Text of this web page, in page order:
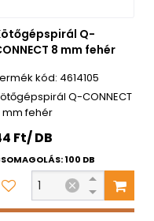
Q-
8 mm fehér
4614105
Q-CONNECT
mm fehér
Ft/ DB
100 DB